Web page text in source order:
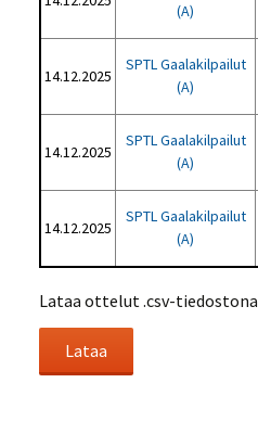
(A)
14.12.2025
SPTL Gaalakilpailut
(A)
14.12.2025
SPTL Gaalakilpailut
(A)
14.12.2025
SPTL Gaalakilpailut
(A)
Lataa ottelut .csv-tiedostona